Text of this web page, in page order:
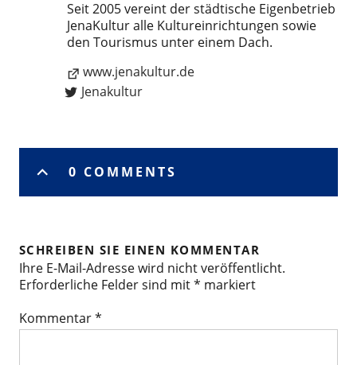
Seit 2005 vereint der städtische Eigenbetrieb
JenaKultur alle Kultureinrichtungen sowie
den Tourismus unter einem Dach.
www.jenakultur.de
Jenakultur
0 COMMENTS
SCHREIBEN SIE EINEN KOMMENTAR
Ihre E-Mail-Adresse wird nicht veröffentlicht.
Erforderliche Felder sind mit* markiert
Kommentar*